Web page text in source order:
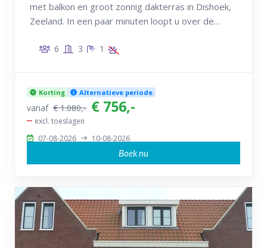
met balkon en groot zonnig dakterras in Dishoek,
Zeeland. In een paar minuten loopt u over de
6 3 1
Korting Alternatieve periode
vanaf € 1.080,- € 756,-
excl. toeslagen
07-08-2026
10-08-2026
Boek nu